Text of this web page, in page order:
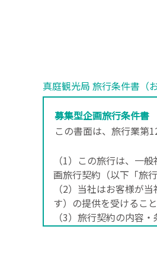
真庭観光局 旅行条件書（
募集型企画旅行条件書
この書面は、旅行業第
（1）この旅行は、一
画旅行契約（以下「旅
（2）当社はお客様が
す）の提供を受けるこ
（3）旅行契約の内容
集型企画旅行契約の部